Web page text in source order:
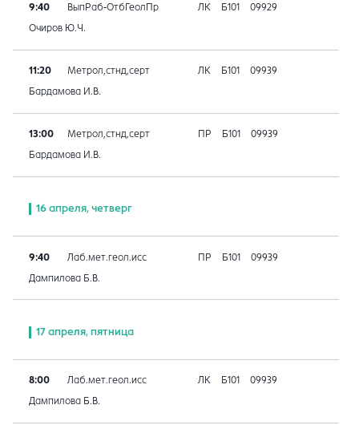
9:40 ВыпРаб-ОтбГеолПр ЛК Б101 09929
Очиров Ю.Ч.
11:20 Метрол,стнд,серт ЛК Б101 09939
Бардамова И.В.
13:00 Метрол,стнд,серт ПР Б101 09939
Бардамова И.В.
16 апреля, четверг
9:40 Лаб.мет.геол.исс ПР Б101 09939
Дампилова Б.В.
17 апреля, пятница
8:00 Лаб.мет.геол.исс ЛК Б101 09939
Дампилова Б.В.